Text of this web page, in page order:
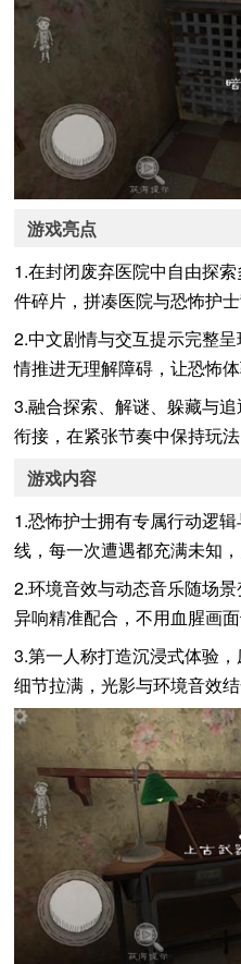
游戏亮点
1.在封闭废弃医院中自由探
件碎片，拼凑医院与恐怖护士
2.中文剧情与交互提示完整
情推进无理解障碍，让恐怖体
3.融合探索、解谜、躲藏与
衔接，在紧张节奏中保持玩法
游戏内容
1.恐怖护士拥有专属行动逻
线，每一次遭遇都充满未知
2.环境音效与动态音乐随场
异响精准配合，不用血腥画
3.第一人称打造沉浸式体验
细节拉满，光影与环境音效